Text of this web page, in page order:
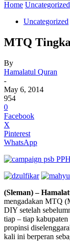
Home Uncategorized
Uncategorized
MTQ
By
Hamalatul Quran
-
May 6, 2014
954
0
Facebook
X
Pinterest
WhatsApp
(Sleman) –
mengadakan MTQ
DIY setelah
tiap – tiap
propinsi
kali ini berperan